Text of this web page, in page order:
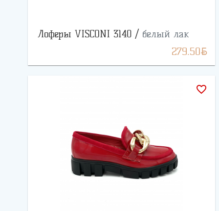
Лоферы VISCONI 3140 / белый лак
279.50BYN
favorite_border